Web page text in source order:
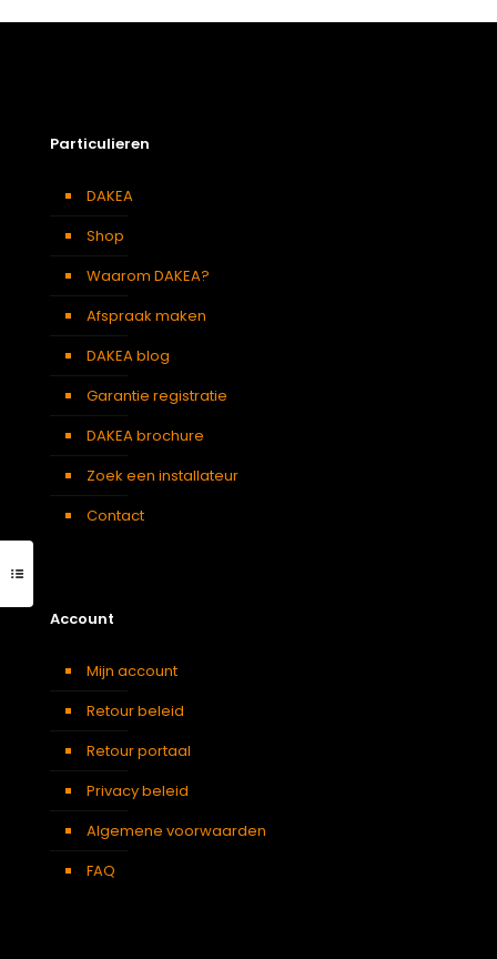
Particulieren
DAKEA
Shop
Waarom DAKEA?
Afspraak maken
DAKEA blog
Garantie registratie
DAKEA brochure
Zoek een installateur
Contact
Account
Mijn account
Retour beleid
Retour portaal
Privacy beleid
Algemene voorwaarden
FAQ